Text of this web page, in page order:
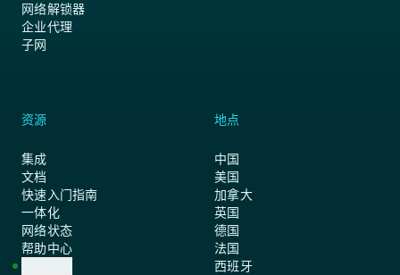
网络解锁器
企业代理
子网
资源
集成
文档
快速入门指南
一体化
网络状态
帮助中心
地点
中国
美国
加拿大
英国
德国
法国
西班牙